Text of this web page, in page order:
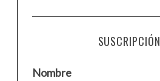
SUSCRIPCIÓN
Nombre